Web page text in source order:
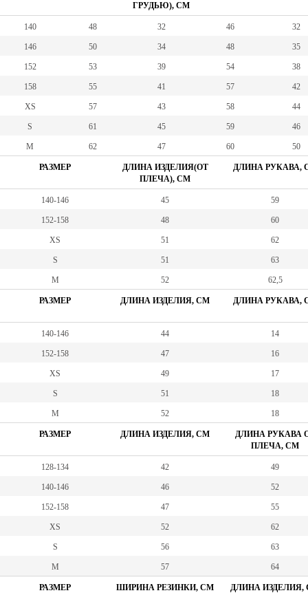
ГРУДЬЮ), СМ
140 48 32 46 32
146 50 34 48 35
152 53 39 54 38
158 55 41 57 42
XS 57 43 58 44
S 61 45 59 46
M 62 47 60 50
РАЗМЕР
ДЛИНА ИЗДЕЛИЯ(ОТ
ПЛЕЧА), СМ
ДЛИНА РУКАВА,
140-146 45 59
152-158 48 60
XS 51 62
S 51 63
M 52 62,5
РАЗМЕР ДЛИНА ИЗДЕЛИЯ, СМ ДЛИНА РУКАВА,
140-146 44 14
152-158 47 16
XS 49 17
S 51 18
M 52 18
РАЗМЕР ДЛИНА ИЗДЕЛИЯ, СМ
ДЛИНА РУКАВА
ПЛЕЧА, СМ
128-134 42 49
140-146 46 52
152-158 47 55
XS 52 62
S 56 63
M 57 64
РАЗМЕР ШИРИНА РЕЗИНКИ, СМ ДЛИНА ИЗДЕЛИЯ,